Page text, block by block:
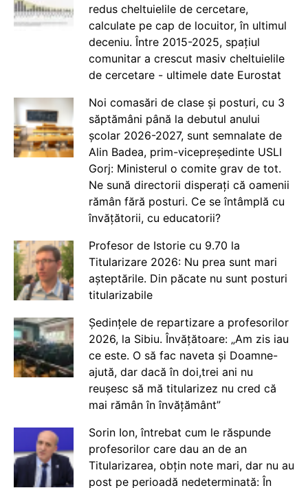
redus cheltuielile de cercetare,
calculate pe cap de locuitor, în ultimul
deceniu. Între 2015-2025, spațiul
comunitar a crescut masiv cheltuielile
de cercetare - ultimele date Eurostat
Noi comasări de clase și posturi, cu 3
săptămâni până la debutul anului
școlar 2026-2027, sunt semnalate de
Alin Badea, prim-vicepreședinte USLI
Gorj: Ministerul o comite grav de tot.
Ne sună directorii disperați că oamenii
rămân fără posturi. Ce se întâmplă cu
învățătorii, cu educatorii?
Profesor de Istorie cu 9.70 la
Titularizare 2026: Nu prea sunt mari
așteptările. Din păcate nu sunt posturi
titularizabile
Ședințele de repartizare a profesorilor
2026, la Sibiu. Învățătoare: „Am zis iau
ce este. O să fac naveta și Doamne-
ajută, dar dacă în doi,trei ani nu
reușesc să mă titularizez nu cred că
mai rămân în învățământ”
Sorin Ion, întrebat cum le răspunde
profesorilor care dau an de an
Titularizarea, obțin note mari, dar nu au
post pe perioadă nedeterminată: În